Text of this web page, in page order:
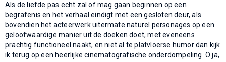
Als de liefde pas echt zal of mag gaan beginnen op een
begrafenis en het verhaal eindigt met een gesloten deur, als
bovendien het acteerwerk uitermate naturel personages op een
geloofwaardige manier uit de doeken doet, met eveneens
prachtig functioneel naakt, en niet al te platvloerse humor dan kijk
ik terug op een heerlijke cinematografische onderdompeling. O ja,